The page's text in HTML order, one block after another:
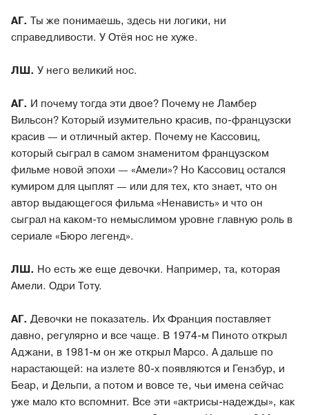
АГ. Ты же понимаешь, здесь ни логики, ни
справедливости. У Отёя нос не хуже.
ЛШ. У него великий нос.
АГ. И почему тогда эти двое? Почему не Ламбер
Вильсон? Который изумительно красив, по-французски
красив — и отличный актер. Почему не Кассовиц,
который сыграл в самом знаменитом французском
фильме новой эпохи — «Амели»? Но Кассовиц остался
кумиром для цыплят — или для тех, кто знает, что он
автор выдающегося фильма «Ненависть» и что он
сыграл на каком-то немыслимом уровне главную роль в
сериале «Бюро легенд».
ЛШ. Но есть же еще девочки. Например, та, которая
Амели. Одри Тоту.
АГ. Девочки не показатель. Их Франция поставляет
давно, регулярно и все чаще. В 1974-м Пиното открыл
Аджани, в 1981-м он же открыл Марсо. А дальше по
нарастающей: на излете 80-х появляются и Гензбур, и
Беар, и Дельпи, а потом и вовсе те, чьи имена сейчас
уже мало кто вспомнит. Все эти «актрисы-надежды», как